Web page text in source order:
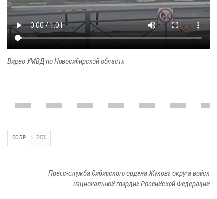
Видео УМВД по Новосибирской области
СОБР 7470
Пресс-служба Сибирского ордена Жукова округа войск
национальной гвардии Российской Федерации